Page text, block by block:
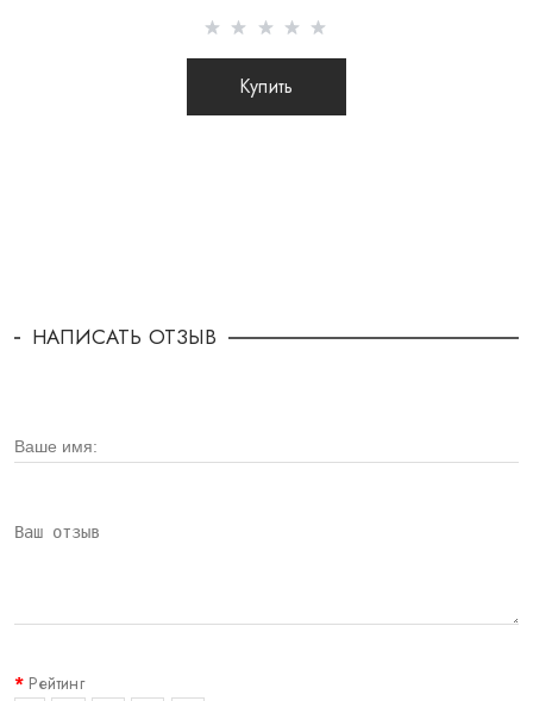
Купить
НАПИСАТЬ ОТЗЫВ
Рейтинг